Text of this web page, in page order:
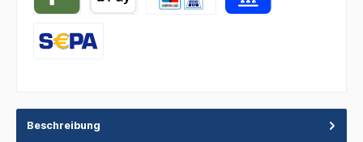
Beschreibung